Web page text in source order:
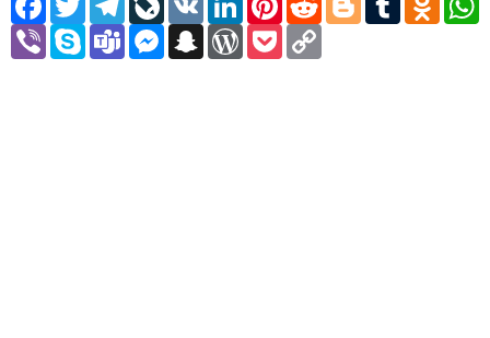
Viber Skype TeamsMessengerSnapchatWordPress
Pocket